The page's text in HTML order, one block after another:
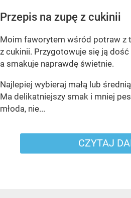
Przepis na zupę z cukinii
Moim faworytem wśród potraw z
z cukinii. Przygotowuje się ją
a smakuje naprawdę świetnie.
Najlepiej wybieraj małą lub
Ma delikatniejszy smak i mniej
młoda, nie...
CZYTAJ